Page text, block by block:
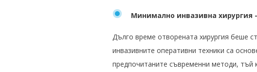
Минимално инвазивна хирургия
Дълго време отворената хирургия беше
инвазивните оперативни техники са
предпочитаните съвременни методи,